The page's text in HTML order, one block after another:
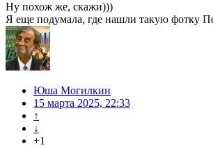
Ну похож же, скажи)))
Я еще подумала, где нашли такую фотку
Юша Могилкин
15 марта 2025, 22:33
↑
↓
+1